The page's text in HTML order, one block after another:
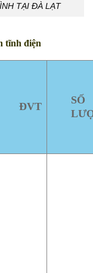
TẠI ĐÀ LẠT
tĩnh điện
ĐVT
SỐ